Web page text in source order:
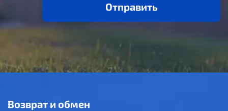
Отправить
Возврат и обмен